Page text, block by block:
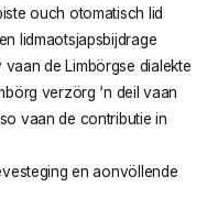
ouch otomatisch lid
lidmaotsjapsbijdrage
de Limbörgse dialekte
verzörg ‘n deil vaan
vaan de contributie in
en aonvöllende